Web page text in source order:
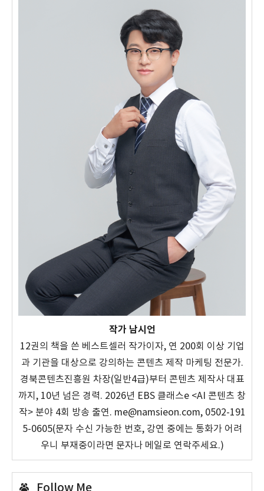
작가 남시언
12권의 책을 쓴 베스트셀러 작가이자, 연 200회 이상 기업
과 기관을 대상으로 강의하는 콘텐츠 제작 마케팅 전문가.
경북콘텐츠진흥원 차장(일반4급)부터 콘텐츠 제작사 대표
까지, 10년 넘은 경력. 2026년 EBS 클래스e <AI 콘텐츠 창
작> 분야 4회 방송 출연. me@namsieon.com, 0502-191
5-0605(문자 수신 가능한 번호, 강연 중에는 통화가 어려
우니 부재중이라면 문자나 메일로 연락주세요.)
Follow Me